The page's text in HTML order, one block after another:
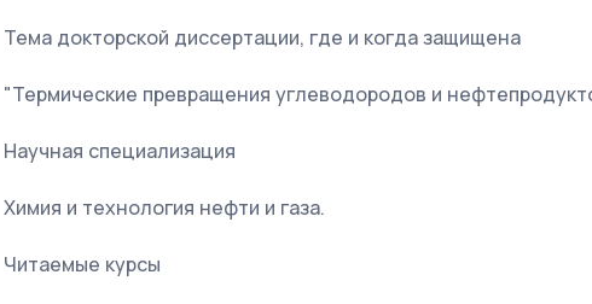
Тема докторской диссертации, где и когда защищена
"Термические превращения углеводородов и
Научная специализация
Химия и технология нефти и газа.
Читаемые курсы